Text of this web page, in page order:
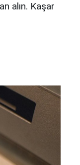
alın. Kaşar